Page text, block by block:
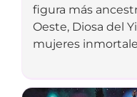
figura más
Oeste, Diosa del
mujeres